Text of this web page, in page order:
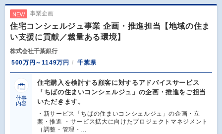
NEW 事業企画
住宅コンシェルジュ事業 企画・推進担当【地域の住ま
い支援に貢献／裁量ある環境】
株式会社千葉銀行
500万円～1149万円
千葉県
仕事
内容
住宅購入を検討する顧客に対するアドバイスサービス
「ちばの住まいコンシェルジュ」の企画・推進をご担当
いただきます。
・新サービス「ちばの住まいコンシェルジュ」の企画・立
案・推進 ・サービス拡大に向けたプロジェクトマネジメント
（調整・管理・…